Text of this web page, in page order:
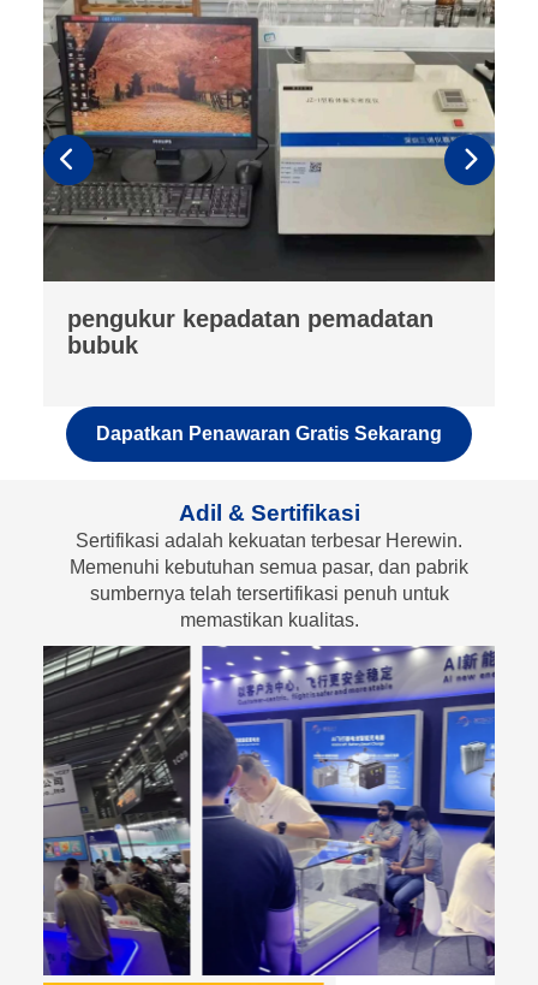
penganalisis fluoresensi
Dapatkan Penawaran Gratis Sekarang
Adil & Sertifikasi
Sertifikasi adalah kekuatan terbesar Herewin.
Memenuhi kebutuhan semua pasar, dan pabrik
sumbernya telah tersertifikasi penuh untuk
memastikan kualitas.